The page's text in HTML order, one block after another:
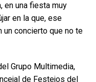
en una fiesta muy
en la que, ese
concierto que no te
Grupo Multimedia,
de Festejos del